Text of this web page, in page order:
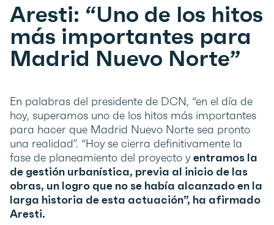
Aresti: “Uno de los hitos
más importantes para
Madrid Nuevo Norte”
En palabras del presidente de DCN, “en el día de
hoy, superamos uno de los hitos más importantes
para hacer que Madrid Nuevo Norte sea pronto
una realidad”. “Hoy se cierra definitivamente la
fase de planeamiento del proyecto yentramos la
de gestión urbanística, previa al inicio de las
obras, un logro que no se había alcanzado en la
larga historia de esta actuación”, ha afirmado
Aresti.